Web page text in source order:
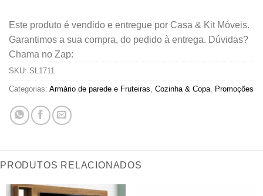
Este produto é vendido e entregue por Casa & Kit Móveis.
Garantimos a sua compra, do pedido à entrega. Dúvidas?
Chama no Zap:
SKU: SL1711
Categorias: Armário de parede e Fruteiras, Cozinha & Copa, Promoções
PRODUTOS RELACIONADOS